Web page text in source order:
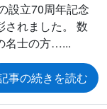
設立70周年記念
されました。 数
名士の方…
事の続きを読む